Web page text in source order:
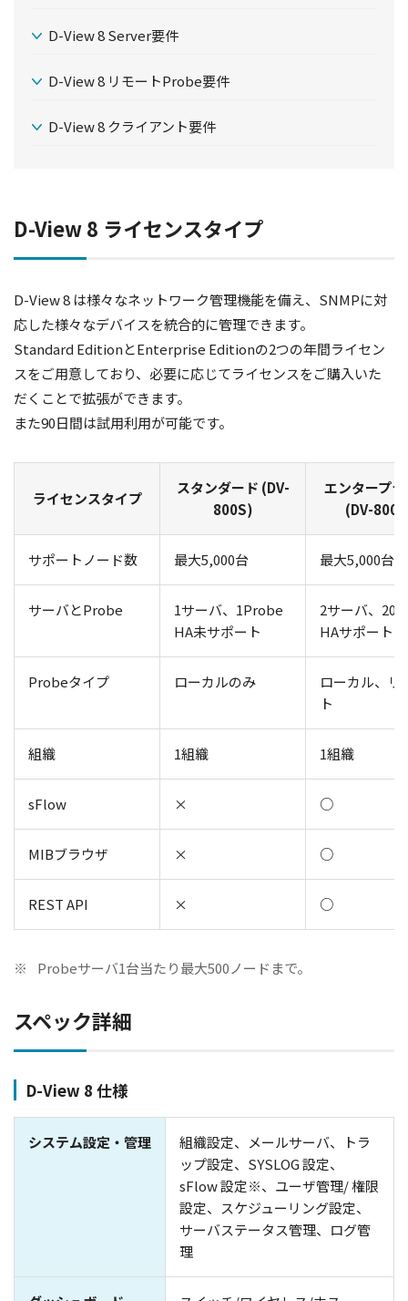
D-View 8 Server要件
D-View 8 リモートProbe要件
D-View 8 クライアント要件
D-View 8 ライセンスタイプ
D-View 8 は様々なネットワーク管理機能を備え、SNMPに対
応した様々なデバイスを統合的に管理できます。
Standard EditionとEnterprise Editionの2つの年間ライセン
スをご用意しており、必要に応じてライセンスをご購入いた
だくことで拡張ができます。
また90日間は試用利用が可能です。
ライセンスタイプ
スタンダード (DV-
800S)
エンタープ
(DV-
サポートノード数 最大5,000台 最大5,000台
サーバとProbe
1サーバ、1Probe
HA未サポート
2サーバ、
HAサポート
Probeタイプ ローカルのみ
ローカル、リ
ト
組織 1組織 1組織
sFlow × ○
MIBブラウザ × ○
REST API × ○
※ Probeサーバ1台当たり最大500ノードまで。
スペック詳細
D-View 8 仕様
システム設定・管理
組織設定、メールサーバ、トラ
ップ設定、SYSLOG 設定、
sFlow 設定※、ユーザ管理/ 権限
設定、スケジューリング設定、
サーバステータス管理、ログ管
理